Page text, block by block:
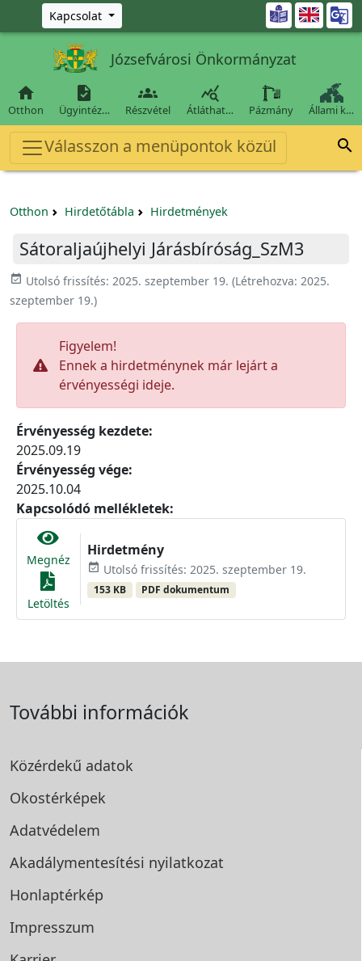
Ugrás a fő tartalomra
Kapcsolat 
Józsefvárosi Önkormányzat

Otthon

Ügyintéz…

Részvétel

Átláthat… Pázmány Állami k…
Válasszon a menüpontok közül 
Otthon Hirdetőtábla Hirdetmények
Sátoraljaújhelyi Járásbíróság_SzM3
event_available Utolsó frissítés: 2025. szeptember 19. (Létrehozva: 2025.
szeptember 19.)
Figyelem!
Ennek a hirdetménynek már lejárt a
érvényességi ideje.
Érvényesség kezdete:
2025.09.19
Érvényesség vége:
2025.10.04
Kapcsolódó mellékletek:
Megnéz
Letöltés
Hirdetmény
event_available Utolsó frissítés: 2025. szeptember 19.
153 KB PDF dokumentum
További információk
Közérdekű adatok
Okostérképek
Adatvédelem
Akadálymentesítési nyilatkozat
Honlaptérkép
Impresszum